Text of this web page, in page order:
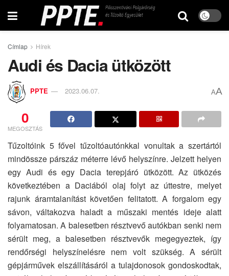
Címlap Hírek
Audi és Dacia ütközött
PPTE 2023.06.07. AA
0
MEGOSZTÁS
Tűzoltóink 5 fővel tűzoltóautónkkal vonultak a szertártól
mindössze párszáz méterre lévő helyszínre. Jelzett helyen
egy Audi és egy Dacia terepjáró ütközött. Az ütközés
következtében a Daciából olaj folyt az úttestre, melyet
rajunk áramtalanítást követően felitatott. A forgalom egy
sávon, váltakozva haladt a műszaki mentés ideje alatt
folyamatosan. A balesetben résztvevő autókban senki nem
sérült meg, a balesetben résztvevők megegyeztek, így
rendőrségi helyszínelésre nem volt szükség. A sérült
gépjárművek elszállításáról a tulajdonosok gondoskodtak,